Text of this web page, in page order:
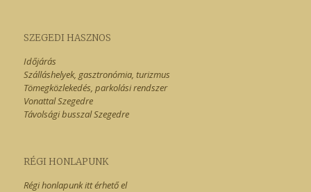
SZEGEDI HASZNOS
Időjárás
Szálláshelyek, gasztronómia, turizmus
Tömegközlekedés, parkolási rendszer
Vonattal Szegedre
Távolsági busszal Szegedre
RÉGI HONLAPUNK
Régi honlapunk itt érhető el